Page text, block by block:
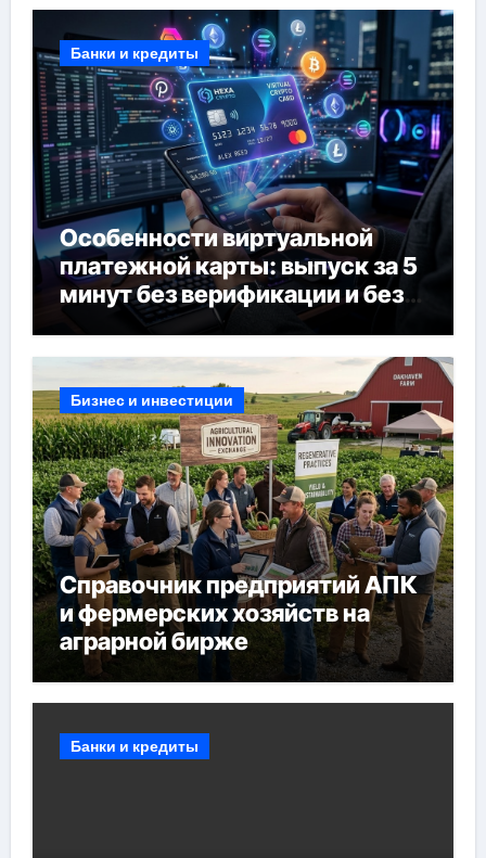
Банки и кредиты
Особенности виртуальной
платежной карты: выпуск за 5
минут без верификации и без
банков, пополнение в USDT
Бизнес и инвестиции
Справочник предприятий АПК
и фермерских хозяйств на
аграрной бирже
Банки и кредиты